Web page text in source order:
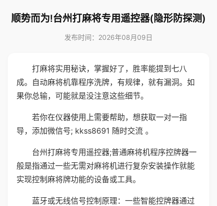
顺势而为!台州打麻将专用遥控器(隐形防探测)
发布时间：2026年08月09日
打麻将实用秘诀，掌握好了，胜率能提到七八
成。自动麻将机靠程序洗牌，有规律，就有漏洞。如
果你总输，可能就是没注意这些细节。
若你在仪器使用上需要帮助，想获取一对一指
导，添加微信号; kkss8691 随时交流 。
台州打麻将专用遥控器;普通麻将机程序控牌器一
般是指通过一些无需对麻将机进行复杂安装操作就能
实现控制麻将牌功能的设备或工具。
蓝牙或无线信号控制原理：一些智能控牌器通过